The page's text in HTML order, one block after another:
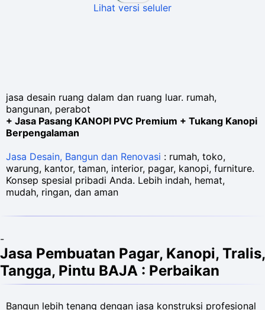
Lihat versi seluler
jasa desain ruang dalam dan ruang luar. rumah,
bangunan, perabot
+ Jasa Pasang KANOPI PVC Premium + Tukang Kanopi
Berpengalaman
Jasa Desain, Bangun dan Renovasi : rumah, toko,
warung, kantor, taman, interior, pagar, kanopi, furniture.
Konsep spesial pribadi Anda. Lebih indah, hemat,
mudah, ringan, dan aman
-
Jasa Pembuatan Pagar, Kanopi, Tralis,
Tangga, Pintu BAJA : Perbaikan
Bangun lebih tenang dengan jasa konstruksi profesional